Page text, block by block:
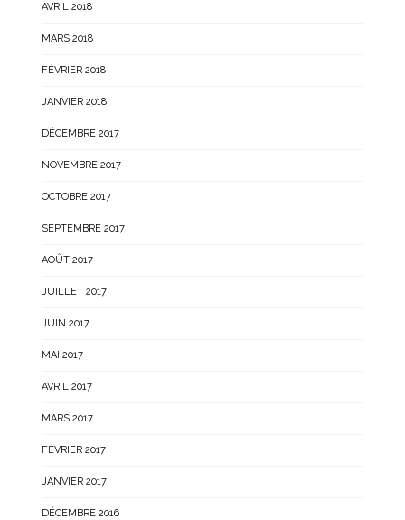
AVRIL 2018
MARS 2018
FÉVRIER 2018
JANVIER 2018
DÉCEMBRE 2017
NOVEMBRE 2017
OCTOBRE 2017
SEPTEMBRE 2017
AOÛT 2017
JUILLET 2017
JUIN 2017
MAI 2017
AVRIL 2017
MARS 2017
FÉVRIER 2017
JANVIER 2017
DÉCEMBRE 2016